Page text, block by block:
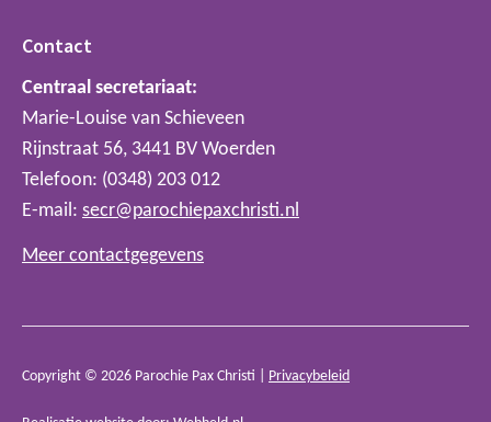
Contact
Centraal secretariaat:
Marie-Louise van Schieveen
Rijnstraat 56, 3441 BV Woerden
Telefoon: (0348) 203 012
E-mail: secr@parochiepaxchristi.nl
Meer contactgegevens
Copyright © 2026 Parochie Pax Christi | Privacybeleid